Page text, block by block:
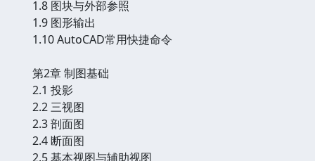
1.8 图块与外部参照
1.9 图形输出
1.10 AutoCAD常用快捷命令
第2章 制图基础
2.1 投影
2.2 三视图
2.3 剖面图
2.4 断面图
2.5 基本视图与辅助视图